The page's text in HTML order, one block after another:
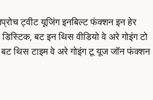
ट्वीट यूजिंग इनबिल्ट फंक्शन इन हेर
बट इन थिस वीडियो वे अरे गोइंग टो
थिस टाइम वे अरे गोइंग टू यूज जॉन फंक्शन